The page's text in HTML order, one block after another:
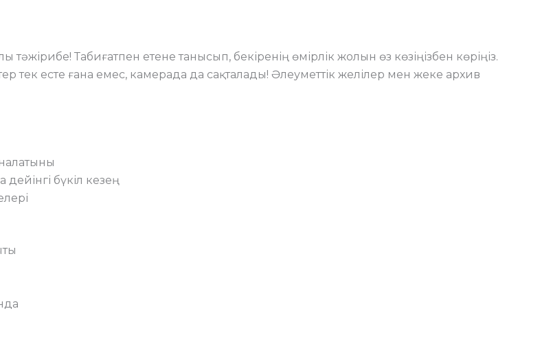
Табиғатпен етене танысып, бекіренің өмірлік жолын өз көзіңізбен көріңіз.
тек есте ғана емес, камерада да сақталады! Әлеуметтік желілер мен жеке архив
бүкіл кезең